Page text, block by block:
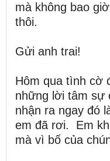
mà không bao
thôi.
Gửi anh trai!
Hôm qua tình cờ
những lời tâm sự
nhận ra ngay đó
em đã rơi. Em
mà vì bố của